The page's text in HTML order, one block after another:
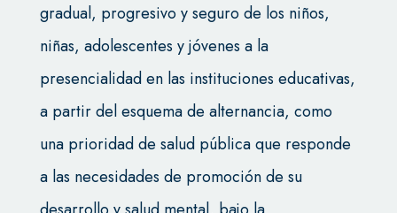
gradual, progresivo y seguro de los niños,
niñas, adolescentes y jóvenes a la
presencialidad en las instituciones educativas,
a partir del esquema de alternancia, como
una prioridad de salud pública que responde
a las necesidades de promoción de su